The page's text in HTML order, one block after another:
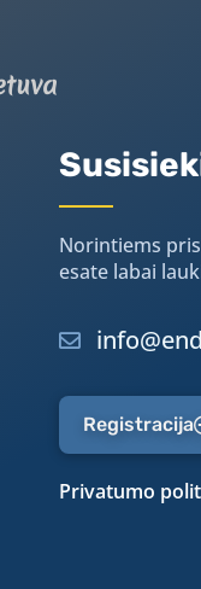
Norintiems
esate labai
Registracija
Privatumo